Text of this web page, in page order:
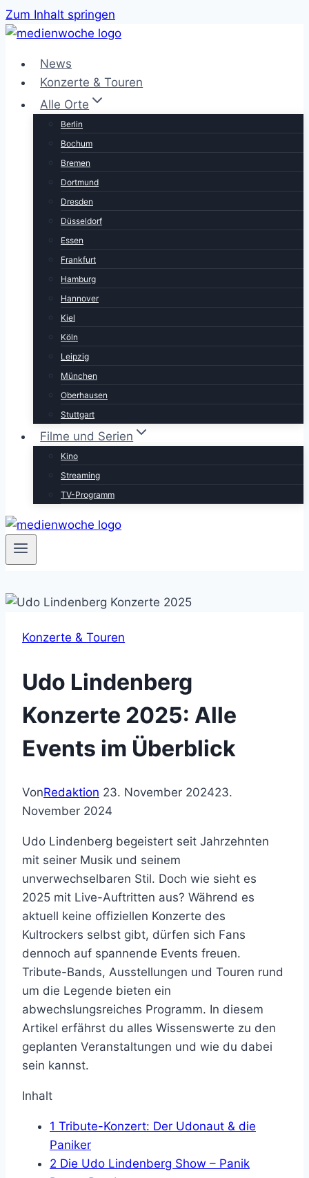
Zum Inhalt springen
News
Konzerte & Touren
Alle Orte
Berlin
Bochum
Bremen
Dortmund
Dresden
Düsseldorf
Essen
Frankfurt
Hamburg
Hannover
Kiel
Köln
Leipzig
München
Oberhausen
Stuttgart
Filme und Serien
Kino
Streaming
TV-Programm
Konzerte & Touren
Udo Lindenberg
Konzerte 2025: Alle
Events im Überblick
VonRedaktion 23. November 202423.
November 2024
Udo Lindenberg begeistert seit Jahrzehnten
mit seiner Musik und seinem
unverwechselbaren Stil. Doch wie sieht es
2025 mit Live-Auftritten aus? Während es
aktuell keine offiziellen Konzerte des
Kultrockers selbst gibt, dürfen sich Fans
dennoch auf spannende Events freuen.
Tribute-Bands, Ausstellungen und Touren rund
um die Legende bieten ein
abwechslungsreiches Programm. In diesem
Artikel erfährst du alles Wissenswerte zu den
geplanten Veranstaltungen und wie du dabei
sein kannst.
Inhalt
1 Tribute-Konzert: Der Udonaut & die
Paniker
2 Die Udo Lindenberg Show – Panik